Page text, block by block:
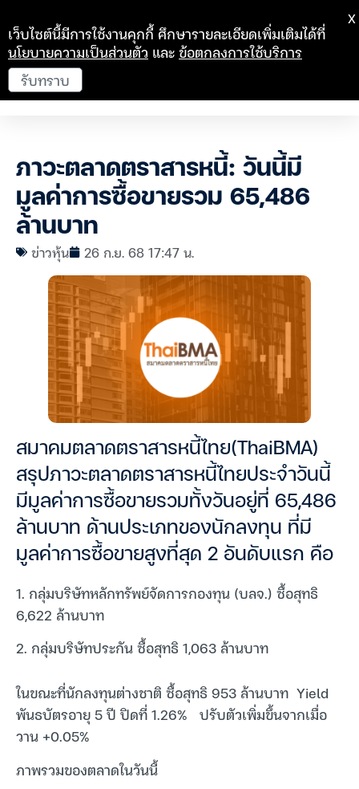
ภาวะตลาดตราสารหนี้: วันนี้มี
มูลค่าการซื้อขายรวม 65,486
ล้านบาท
ข่าวหุ้น 26 ก.ย. 68 17:47 น.
สมาคมตลาดตราสารหนี้ไทย(ThaiBMA)
สรุปภาวะตลาดตราสารหนี้ไทยประจำวันนี้
มีมูลค่าการซื้อขายรวมทั้งวันอยู่ที่ 65,486
ล้านบาท ด้านประเภทของนักลงทุน ที่มี
มูลค่าการซื้อขายสูงที่สุด 2 อันดับแรก คือ
1. กลุ่มบริษัทหลักทรัพย์จัดการกองทุน (บลจ.) ซื้อสุทธิ
6,622 ล้านบาท
2. กลุ่มบริษัทประกัน ซื้อสุทธิ 1,063 ล้านบาท
ในขณะที่นักลงทุนต่างชาติ ซื้อสุทธิ 953 ล้านบาท Yield
พันธบัตรอายุ 5 ปี ปิดที่ 1.26% ปรับตัวเพิ่มขึ้นจากเมื่อ
วาน +0.05%
ภาพรวมของตลาดในวันนี้
เว็บไซต์นี้มีการใช้งานคุกกี้ ศึกษารายละเอียดเพิ่มเติมได้ที่
นโยบายความเป็นส่วนตัว และข้อตกลงการใช้บริการ
รับทราบ
X